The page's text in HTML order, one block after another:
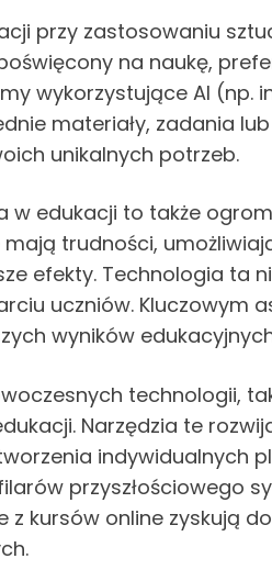
przy zastosowaniu
na naukę,
wykorzystujące AI
materiały, zadania
unikalnych potrzeb.
w edukacji to także
trudności,
efekty. Technologia ta
uczniów. Kluczowym
wyników
technologii,
Narzędzia te
indywidualnych
przyszłościowego
z kursów online zyskują